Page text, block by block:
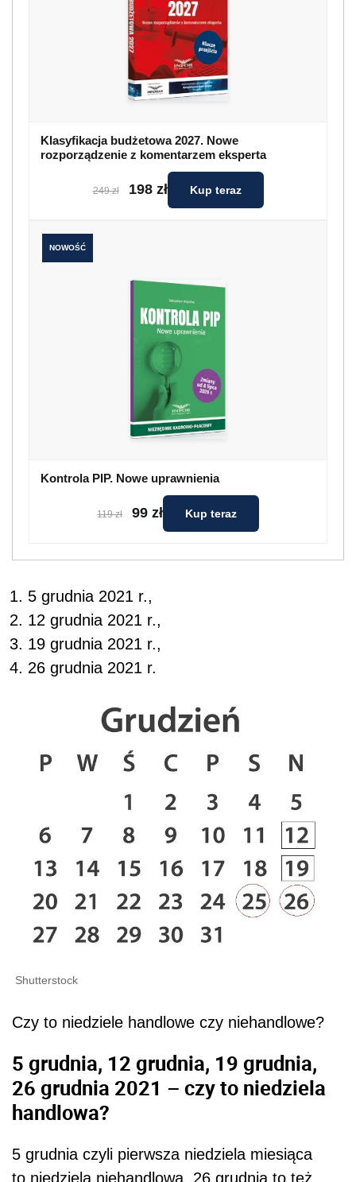
Klasyfikacja budżetowa 2027. Nowe
rozporządzenie z komentarzem eksperta
249 zł 198 zł Kup teraz
NOWOŚĆ
Kontrola PIP. Nowe uprawnienia
119 zł 99 zł Kup teraz
5 grudnia 2021 r.,
12 grudnia 2021 r.,
19 grudnia 2021 r.,
26 grudnia 2021 r.
Shutterstock
Czy to niedziele handlowe czy niehandlowe?
5 grudnia, 12 grudnia, 19 grudnia,
26 grudnia 2021 – czy to niedziela
handlowa?
5 grudnia czyli pierwsza niedziela miesiąca
to niedziela niehandlowa. 26 grudnia to też